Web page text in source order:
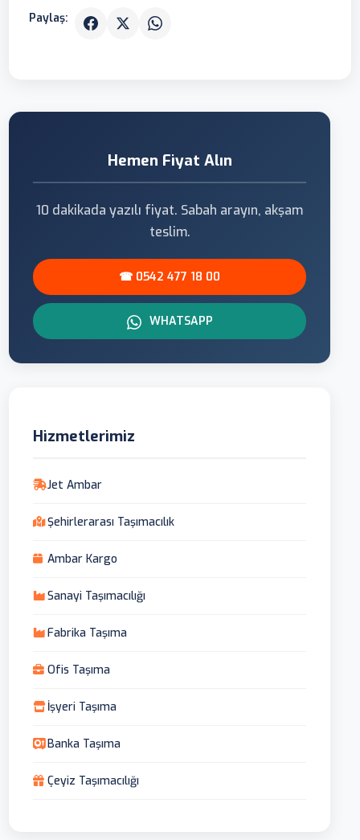
Paylaş:
Hemen Fiyat Alın
10 dakikada yazılı fiyat. Sabah arayın, akşam
teslim.
☎ 0542 477 18 00
WHATSAPP
Hizmetlerimiz
Jet Ambar
Şehirlerarası Taşımacılık
Ambar Kargo
Sanayi Taşımacılığı
Fabrika Taşıma
Ofis Taşıma
İşyeri Taşıma
Banka Taşıma
Çeyiz Taşımacılığı